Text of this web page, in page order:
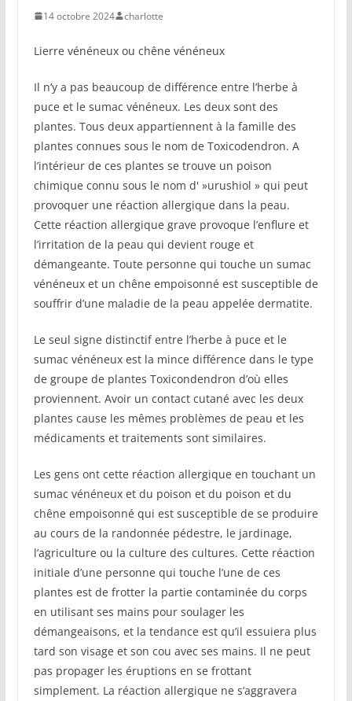
14 octobre 2024 charlotte
Lierre vénéneux ou chêne vénéneux
Il n’y a pas beaucoup de différence entre l’herbe à
puce et le sumac vénéneux. Les deux sont des
plantes. Tous deux appartiennent à la famille des
plantes connues sous le nom de Toxicodendron. A
l’intérieur de ces plantes se trouve un poison
chimique connu sous le nom d' »urushiol » qui peut
provoquer une réaction allergique dans la peau.
Cette réaction allergique grave provoque l’enflure et
l’irritation de la peau qui devient rouge et
démangeante. Toute personne qui touche un sumac
vénéneux et un chêne empoisonné est susceptible de
souffrir d’une maladie de la peau appelée dermatite.
Le seul signe distinctif entre l’herbe à puce et le
sumac vénéneux est la mince différence dans le type
de groupe de plantes Toxicondendron d’où elles
proviennent. Avoir un contact cutané avec les deux
plantes cause les mêmes problèmes de peau et les
médicaments et traitements sont similaires.
Les gens ont cette réaction allergique en touchant un
sumac vénéneux et du poison et du poison et du
chêne empoisonné qui est susceptible de se produire
au cours de la randonnée pédestre, le jardinage,
l’agriculture ou la culture des cultures. Cette réaction
initiale d’une personne qui touche l’une de ces
plantes est de frotter la partie contaminée du corps
en utilisant ses mains pour soulager les
démangeaisons, et la tendance est qu’il essuiera plus
tard son visage et son cou avec ses mains. Il ne peut
pas propager les éruptions en se frottant
simplement. La réaction allergique ne s’aggravera